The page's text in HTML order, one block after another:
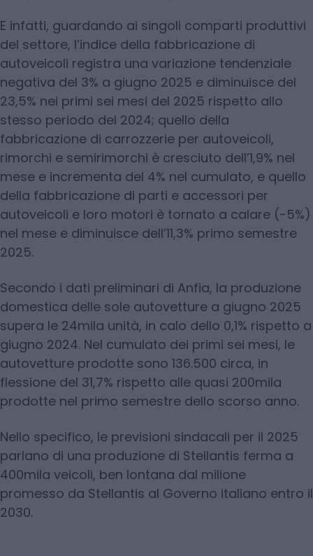
E infatti, guardando ai singoli comparti produttivi
del settore, l’indice della fabbricazione di
autoveicoli registra una variazione tendenziale
negativa del 3% a giugno 2025 e diminuisce del
23,5% nei primi sei mesi del 2025 rispetto allo
stesso periodo del 2024; quello della
fabbricazione di carrozzerie per autoveicoli,
rimorchi e semirimorchi è cresciuto dell’1,9% nel
mese e incrementa del 4% nel cumulato, e quello
della fabbricazione di parti e accessori per
autoveicoli e loro motori è tornato a calare (-5%)
nel mese e diminuisce dell’11,3% primo semestre
2025.
Secondo i dati preliminari di Anfia, la produzione
domestica delle sole autovetture a giugno 2025
supera le 24mila unità, in calo dello 0,1% rispetto a
giugno 2024. Nel cumulato dei primi sei mesi, le
autovetture prodotte sono 136.500 circa, in
flessione del 31,7% rispetto alle quasi 200mila
prodotte nel primo semestre dello scorso anno.
Nello specifico, le previsioni sindacali per il 2025
parlano di una produzione di Stellantis ferma a
400mila veicoli, ben lontana dal milione
promesso da Stellantis al Governo italiano entro il
2030.